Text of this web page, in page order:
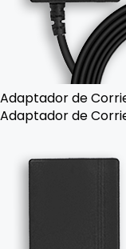
Adaptador de
Adaptador de